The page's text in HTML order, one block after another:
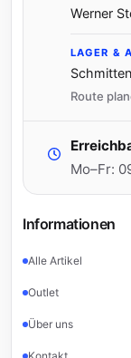
Werner
LAGER &
Route
Mo–Fr:
Informationen
Alle Artikel
Outlet
Über uns